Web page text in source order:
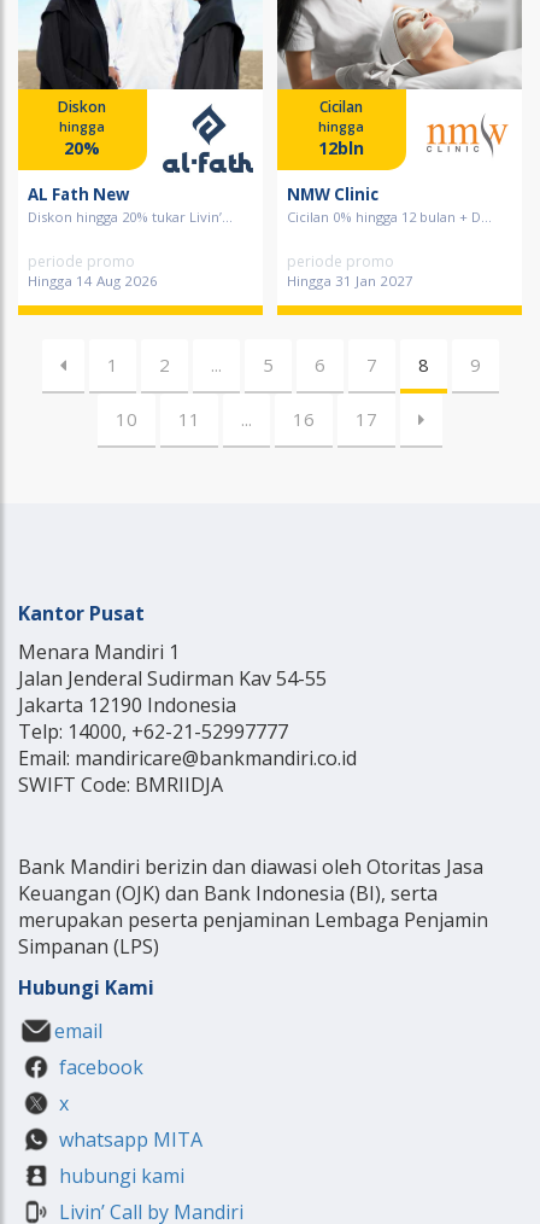
Diskon
hingga
20%
AL Fath New
Diskon hingga 20% tukar Livin’...
periode promo
Hingga 14 Aug 2026
Cicilan
hingga
12bln
NMW Clinic
Cicilan 0% hingga 12 bulan + D...
periode promo
Hingga 31 Jan 2027
1 2 ... 5 6 7 8 9
10 11 ... 16 17
Kantor Pusat
Menara Mandiri 1
Jalan Jenderal Sudirman Kav 54-55
Jakarta 12190 Indonesia
Telp: 14000, +62-21-52997777
Email: mandiricare@bankmandiri.co.id
SWIFT Code: BMRIIDJA
Bank Mandiri berizin dan diawasi oleh Otoritas Jasa
Keuangan (OJK) dan Bank Indonesia (BI), serta
merupakan peserta penjaminan Lembaga Penjamin
Simpanan (LPS)
Hubungi Kami
email
facebook
x
whatsapp MITA
hubungi kami
Livin’ Call by Mandiri